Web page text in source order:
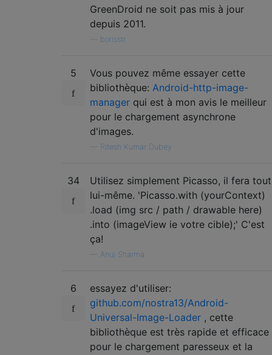
GreenDroid ne soit pas mis à jour
depuis 2011.
borisstr
5
Vous pouvez même essayer cette
bibliothèque: Android-http-image-
manager qui est à mon avis le meilleur
pour le chargement asynchrone
d'images.
Ritesh Kumar Dubey
34
Utilisez simplement Picasso, il fera tout
lui-même. 'Picasso.with (yourContext)
.load (img src / path / drawable here)
.into (imageView ie votre cible);' C'est
ça!
Anuj Sharma
6
essayez d'utiliser:
github.com/nostra13/Android-
Universal-Image-Loader , cette
bibliothèque est très rapide et efficace
pour le chargement paresseux et la